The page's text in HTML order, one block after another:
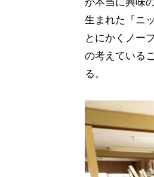
生まれた『ニ
とにかくノー
の考えている
る。